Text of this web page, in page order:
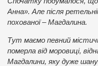
Анна». Але після
похованої – Магдалина.
Тут маємо певний
померла від моровиці,
Магдалини, яку дуже